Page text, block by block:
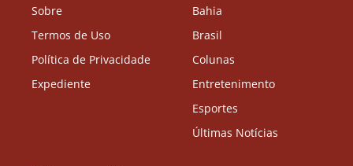
Sobre
Termos de Uso
Política de Privacidade
Expediente
Bahia
Brasil
Colunas
Entretenimento
Esportes
Últimas Notícias